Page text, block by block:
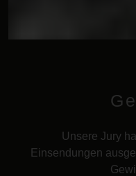
Unsere Jury
Einsendungen